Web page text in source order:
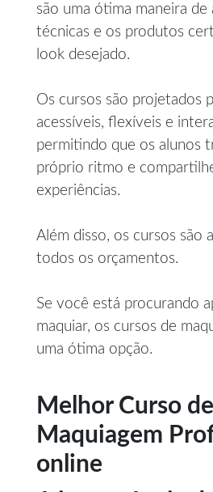
são uma ótima maneira de
técnicas e os produtos
look desejado.
Os cursos são projetados
acessíveis, flexíveis e
permitindo que os alunos
próprio ritmo e
experiências.
Além disso, os cursos são
todos os orçamentos.
Se você está procurando
maquiar, os cursos de
uma ótima opção.
Melhor Curso de
Maquiagem
online